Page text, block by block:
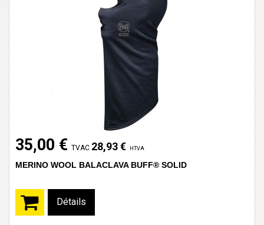
35,00 € TVAC 28,93 € HTVA
MERINO WOOL BALACLAVA BUFF® SOLID
Détails